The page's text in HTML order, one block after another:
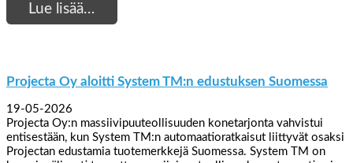
Lue lisää…
Projecta Oy aloitti System TM:n edustuksen Suomessa
19-05-2026
Projecta Oy:n massiivipuuteollisuuden konetarjonta vahvistui
entisestään, kun System TM:n automaatioratkaisut liittyvät osaksi
Projectan edustamia tuotemerkkejä Suomessa. System TM on